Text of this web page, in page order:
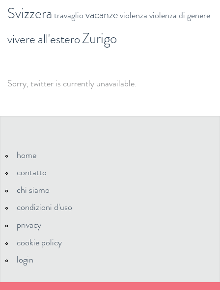
Svizzeratravagliovacanzeviolenzaviolenza di genere
vivere all'esteroZurigo
Sorry, twitter is currently unavailable.
home
contatto
chi siamo
condizioni d'uso
privacy
cookie policy
login